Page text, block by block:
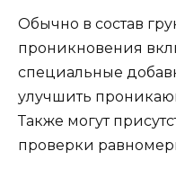
Обычно в состав
проникновения
специальные
улучшить
Также могут
проверки